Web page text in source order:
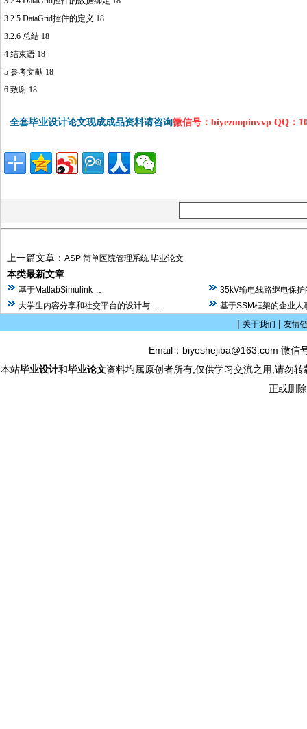
3.2.5 DataGrid控件的定义 18
3.2.6 总结 18
4 结束语 18
5 参考文献 18
6 致谢 18
全套毕业设计论文现成成品资料请咨询微信号：biyezuopinvvp QQ
上一篇文章： ASP 简单医院管理系统 毕业论文
本类最新文章
基于MatlabSimulink
35kV输电线路继电保
大学生内容分享和社交平台的设计与
基于SSM框架的企业人
| 关于我们 | 友情
Email：biyeshejiba@163.com 微
本站毕业设计和毕业论文资料均属原创者所有,仅供学习交流之用,请勿
正或删